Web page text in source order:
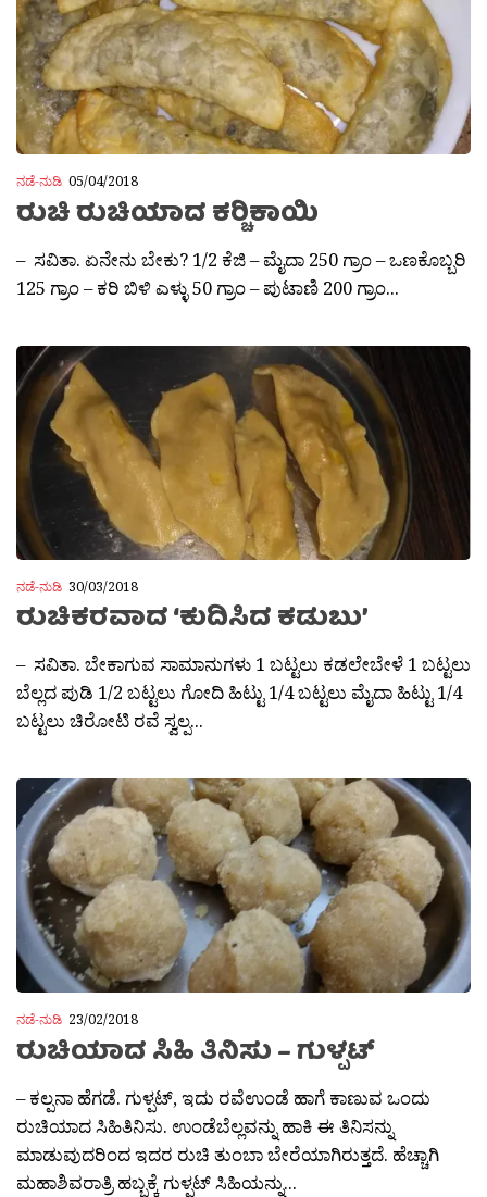
ನಡೆ-ನುಡಿ 05/04/2018
ರುಚಿ ರುಚಿಯಾದ ಕರ‍್ಚಿಕಾಯಿ
– ಸವಿತಾ. ಏನೇನು ಬೇಕು? 1/2 ಕೆಜಿ – ಮೈದಾ 250 ಗ್ರಾಂ – ಒಣಕೊಬ್ಬರಿ
125 ಗ್ರಾಂ – ಕರಿ ಬಿಳಿ ಎಳ್ಳು 50 ಗ್ರಾಂ – ಪುಟಾಣಿ 200 ಗ್ರಾಂ...
ನಡೆ-ನುಡಿ 30/03/2018
ರುಚಿಕರವಾದ ‘ಕುದಿಸಿದ ಕಡುಬು’
– ಸವಿತಾ. ಬೇಕಾಗುವ ಸಾಮಾನುಗಳು 1 ಬಟ್ಟಲು ಕಡಲೇಬೇಳೆ 1 ಬಟ್ಟಲು
ಬೆಲ್ಲದ ಪುಡಿ 1/2 ಬಟ್ಟಲು ಗೋದಿ ಹಿಟ್ಟು 1/4 ಬಟ್ಟಲು ಮೈದಾ ಹಿಟ್ಟು 1/4
ಬಟ್ಟಲು ಚಿರೋಟಿ ರವೆ ಸ್ವಲ್ಪ...
ನಡೆ-ನುಡಿ 23/02/2018
ರುಚಿಯಾದ ಸಿಹಿ ತಿನಿಸು – ಗುಳ್ಪಟ್
– ಕಲ್ಪನಾ ಹೆಗಡೆ. ಗುಳ್ಪಟ್, ಇದು ರವೆಉಂಡೆ ಹಾಗೆ ಕಾಣುವ ಒಂದು
ರುಚಿಯಾದ ಸಿಹಿತಿನಿಸು. ಉಂಡೆಬೆಲ್ಲವನ್ನು ಹಾಕಿ ಈ ತಿನಿಸನ್ನು
ಮಾಡುವುದರಿಂದ ಇದರ ರುಚಿ ತುಂಬಾ ಬೇರೆಯಾಗಿರುತ್ತದೆ. ಹೆಚ್ಚಾಗಿ
ಮಹಾಶಿವರಾತ್ರಿ ಹಬ್ಬಕ್ಕೆ ಗುಳ್ಪಟ್ ಸಿಹಿಯನ್ನು...